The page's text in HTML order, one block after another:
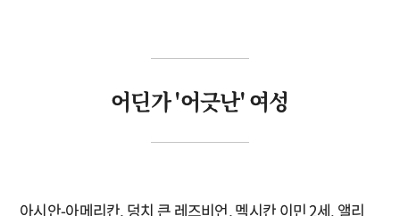
어딘가 '어긋난' 여성
아시안-아메리칸, 덩치 큰 레즈비언, 멕시칸 이민 2세. 앨리